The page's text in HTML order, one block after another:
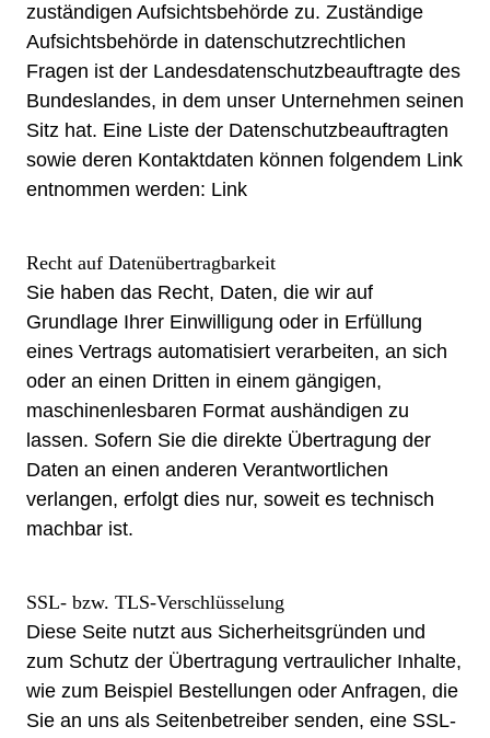
zuständigen Aufsichtsbehörde zu. Zuständige
Aufsichtsbehörde in datenschutzrechtlichen
Fragen ist der Landesdatenschutzbeauftragte des
Bundeslandes, in dem unser Unternehmen seinen
Sitz hat. Eine Liste der Datenschutzbeauftragten
sowie deren Kontaktdaten können folgendem Link
entnommen werden: Link
Recht auf Datenübertragbarkeit
Sie haben das Recht, Daten, die wir auf
Grundlage Ihrer Einwilligung oder in Erfüllung
eines Vertrags automatisiert verarbeiten, an sich
oder an einen Dritten in einem gängigen,
maschinenlesbaren Format aushändigen zu
lassen. Sofern Sie die direkte Übertragung der
Daten an einen anderen Verantwortlichen
verlangen, erfolgt dies nur, soweit es technisch
machbar ist.
SSL- bzw. TLS-Verschlüsselung
Diese Seite nutzt aus Sicherheitsgründen und
zum Schutz der Übertragung vertraulicher Inhalte,
wie zum Beispiel Bestellungen oder Anfragen, die
Sie an uns als Seitenbetreiber senden, eine SSL-